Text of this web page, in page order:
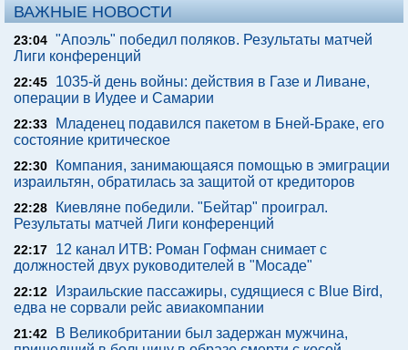
ВАЖНЫЕ НОВОСТИ
23:04 "Апоэль" победил поляков. Результаты матчей
Лиги конференций
22:45
1035-й день войны: действия в Газе и Ливане,
операции в Иудее и Самарии
22:33
Младенец подавился пакетом в Бней-Браке, его
состояние критическое
22:30
Компания, занимающаяся помощью в эмиграции
израильтян, обратилась за защитой от кредиторов
22:28
Киевляне победили. "Бейтар" проиграл.
Результаты матчей Лиги конференций
22:17
12 канал ИТВ: Роман Гофман снимает с
должностей двух руководителей в "Мосаде"
22:12
Израильские пассажиры, судящиеся с Blue Bird,
едва не сорвали рейс авиакомпании
21:42
В Великобритании был задержан мужчина,